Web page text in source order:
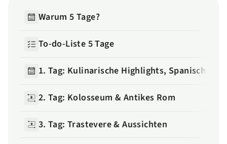
Warum 5 Tage?
To-do-Liste 5 Tage
1. Tag: Kulinarische Highlights, Spanische
2. Tag: Kolosseum & Antikes Rom
3. Tag: Trastevere & Aussichten